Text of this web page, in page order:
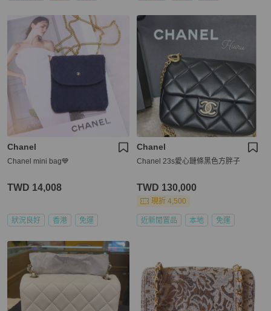
Chanel
Chanel mini bag💙
TWD 14,008
狀況良好 香港 免運
Chanel
Chanel 23s愛心鏈條黑色方胖子
TWD 130,000
現折 4,500
近新閒置品 本地 免運